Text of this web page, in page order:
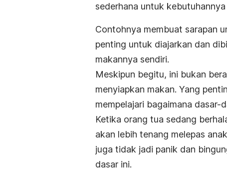
sederhana untuk kebutuhannya
Contohnya membuat sarapan
penting untuk diajarkan dan
makannya sendiri.
Meskipun begitu, ini bukan
menyiapkan makan. Yang
mempelajari bagaimana dasar-
Ketika orang tua sedang
akan lebih tenang melepas
juga tidak jadi panik dan
dasar ini.